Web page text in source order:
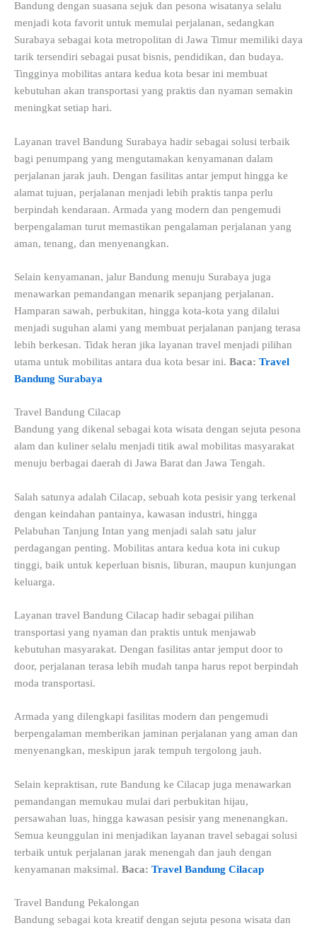
Bandung dengan suasana sejuk dan pesona wisatanya selalu
menjadi kota favorit untuk memulai perjalanan, sedangkan
Surabaya sebagai kota metropolitan di Jawa Timur memiliki daya
tarik tersendiri sebagai pusat bisnis, pendidikan, dan budaya.
Tingginya mobilitas antara kedua kota besar ini membuat
kebutuhan akan transportasi yang praktis dan nyaman semakin
meningkat setiap hari.
Layanan travel Bandung Surabaya hadir sebagai solusi terbaik
bagi penumpang yang mengutamakan kenyamanan dalam
perjalanan jarak jauh. Dengan fasilitas antar jemput hingga ke
alamat tujuan, perjalanan menjadi lebih praktis tanpa perlu
berpindah kendaraan. Armada yang modern dan pengemudi
berpengalaman turut memastikan pengalaman perjalanan yang
aman, tenang, dan menyenangkan.
Selain kenyamanan, jalur Bandung menuju Surabaya juga
menawarkan pemandangan menarik sepanjang perjalanan.
Hamparan sawah, perbukitan, hingga kota-kota yang dilalui
menjadi suguhan alami yang membuat perjalanan panjang terasa
lebih berkesan. Tidak heran jika layanan travel menjadi pilihan
utama untuk mobilitas antara dua kota besar ini. Baca: Travel
Bandung Surabaya
Travel Bandung Cilacap
Bandung yang dikenal sebagai kota wisata dengan sejuta pesona
alam dan kuliner selalu menjadi titik awal mobilitas masyarakat
menuju berbagai daerah di Jawa Barat dan Jawa Tengah.
Salah satunya adalah Cilacap, sebuah kota pesisir yang terkenal
dengan keindahan pantainya, kawasan industri, hingga
Pelabuhan Tanjung Intan yang menjadi salah satu jalur
perdagangan penting. Mobilitas antara kedua kota ini cukup
tinggi, baik untuk keperluan bisnis, liburan, maupun kunjungan
keluarga.
Layanan travel Bandung Cilacap hadir sebagai pilihan
transportasi yang nyaman dan praktis untuk menjawab
kebutuhan masyarakat. Dengan fasilitas antar jemput door to
door, perjalanan terasa lebih mudah tanpa harus repot berpindah
moda transportasi.
Armada yang dilengkapi fasilitas modern dan pengemudi
berpengalaman memberikan jaminan perjalanan yang aman dan
menyenangkan, meskipun jarak tempuh tergolong jauh.
Selain kepraktisan, rute Bandung ke Cilacap juga menawarkan
pemandangan memukau mulai dari perbukitan hijau,
persawahan luas, hingga kawasan pesisir yang menenangkan.
Semua keunggulan ini menjadikan layanan travel sebagai solusi
terbaik untuk perjalanan jarak menengah dan jauh dengan
kenyamanan maksimal. Baca: Travel Bandung Cilacap
Travel Bandung Pekalongan
Bandung sebagai kota kreatif dengan sejuta pesona wisata dan